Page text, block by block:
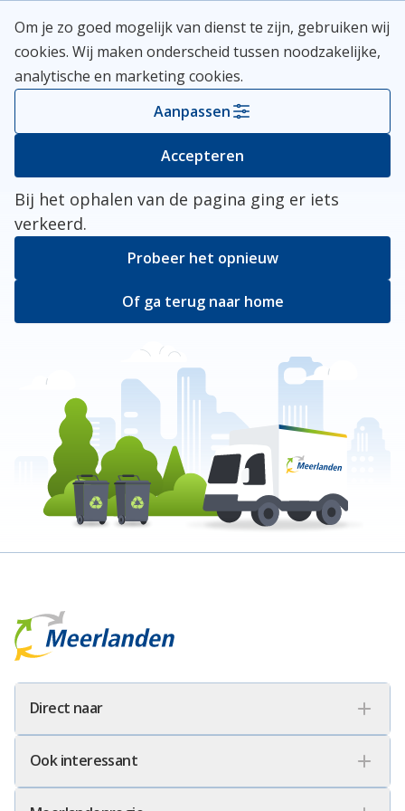
naar
inhoud
Meerlanden Logo
Open
Kies je gemeente
Er ging iets mis
Bij het ophalen van de pagina ging er iets
verkeerd.
Probeer het opnieuw
Of ga terug naar home
Meerlanden Logo
Direct naar
Ook interessant
Om je zo goed mogelijk van dienst te zijn, gebruiken wij
cookies. Wij maken onderscheid tussen noodzakelijke,
analytische en marketing cookies.
Aanpassen
Accepteren